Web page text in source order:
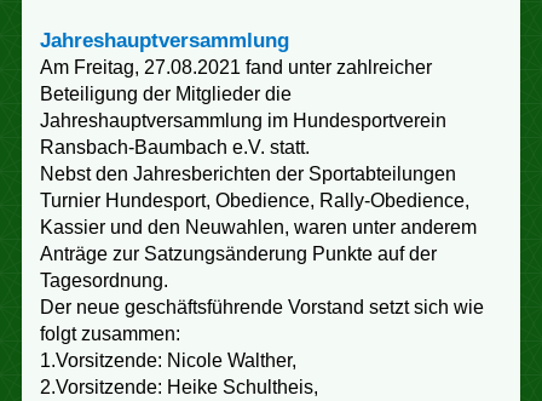
Jahreshauptversammlung
Am Freitag, 27.08.2021 fand unter zahlreicher
Beteiligung der Mitglieder die
Jahreshauptversammlung im Hundesportverein
Ransbach-Baumbach e.V. statt.
Nebst den Jahresberichten der Sportabteilungen
Turnier Hundesport, Obedience, Rally-Obedience,
Kassier und den Neuwahlen, waren unter anderem
Anträge zur Satzungsänderung Punkte auf der
Tagesordnung.
Der neue geschäftsführende Vorstand setzt sich wie
folgt zusammen:
1.Vorsitzende: Nicole Walther,
2.Vorsitzende: Heike Schultheis,